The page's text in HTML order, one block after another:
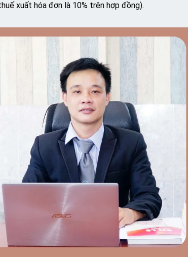
xuất hóa đơn là 10% trên hợp đồng).